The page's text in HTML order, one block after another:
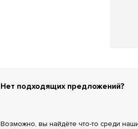
Нет подходящих предложений?
Возможно, вы найдёте что-то среди